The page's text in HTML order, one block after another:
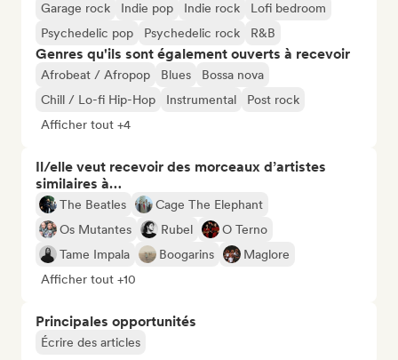
Garage rock
Indie pop Indie rock
Lofi bedroom
Psychedelic pop
Psychedelic rock R&B
Genres qu'ils sont également ouverts à recevoir
Afrobeat / Afropop Blues
Bossa nova
Chill / Lo-fi Hip-Hop
Instrumental
Post rock
Afficher tout +4
Il/elle veut recevoir des morceaux d’artistes
similaires à…
The Beatles
Cage The Elephant
Os Mutantes
Rubel
O Terno
Tame Impala
Boogarins
Maglore
Afficher tout +10
Principales opportunités
Écrire des articles